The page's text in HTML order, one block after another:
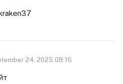
24, 2025 08:16